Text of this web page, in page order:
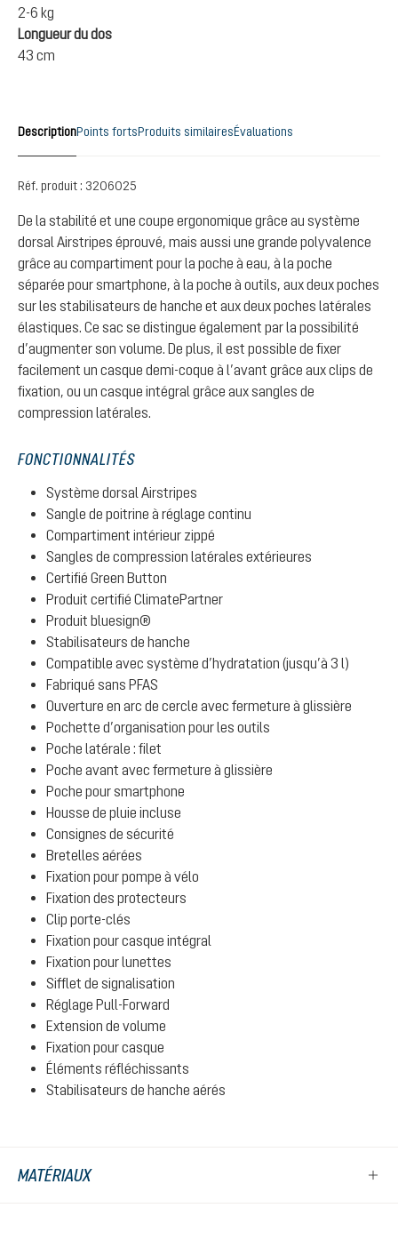
2-6 kg
Longueur du dos
43 cm
DescriptionPoints fortsProduits similairesÉvaluations
Réf. produit : 3206025
De la stabilité et une coupe ergonomique grâce au système
dorsal Airstripes éprouvé, mais aussi une grande polyvalence
grâce au compartiment pour la poche à eau, à la poche
séparée pour smartphone, à la poche à outils, aux deux poches
sur les stabilisateurs de hanche et aux deux poches latérales
élastiques. Ce sac se distingue également par la possibilité
d’augmenter son volume. De plus, il est possible de fixer
facilement un casque demi-coque à l’avant grâce aux clips de
fixation, ou un casque intégral grâce aux sangles de
compression latérales.
FONCTIONNALITÉS
Système dorsal Airstripes
Sangle de poitrine à réglage continu
Compartiment intérieur zippé
Sangles de compression latérales extérieures
Certifié Green Button
Produit certifié ClimatePartner
Produit bluesign®
Stabilisateurs de hanche
Compatible avec système d’hydratation (jusqu’à 3 l)
Fabriqué sans PFAS
Ouverture en arc de cercle avec fermeture à glissière
Pochette d’organisation pour les outils
Poche latérale : filet
Poche avant avec fermeture à glissière
Poche pour smartphone
Housse de pluie incluse
Consignes de sécurité
Bretelles aérées
Fixation pour pompe à vélo
Fixation des protecteurs
Clip porte-clés
Fixation pour casque intégral
Fixation pour lunettes
Sifflet de signalisation
Réglage Pull-Forward
Extension de volume
Fixation pour casque
Éléments réfléchissants
Stabilisateurs de hanche aérés
MATÉRIAUX